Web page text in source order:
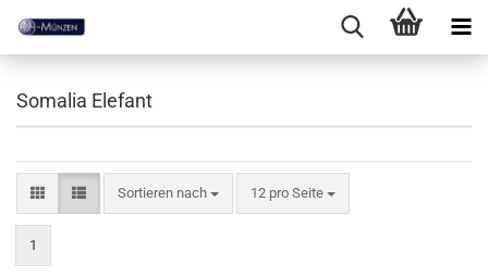
Somalia Elefant
Sortieren nach
Sortieren nach 12 pro Seite
pro Seite
1